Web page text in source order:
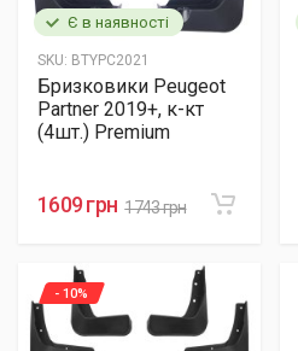
Є в наявності
SKU: BTYPC2021
Бризковики Peugeot
Partner 2019+, к-кт
(4шт.) Premium
1609 грн 1743 грн
- 10%